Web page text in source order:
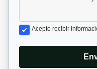
Acepto recibir